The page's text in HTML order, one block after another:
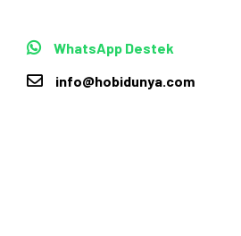
WhatsApp Destek
info@hobidunya.com